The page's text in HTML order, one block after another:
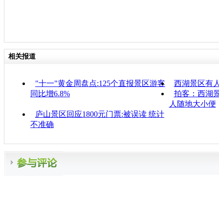
相关报道
"十一"黄金周盘点:125个直报景区游客
同比增6.8%
西湖景区有
拍客：西湖
人随地大小便
庐山景区回应1800元门票:被误读 统计
不准确